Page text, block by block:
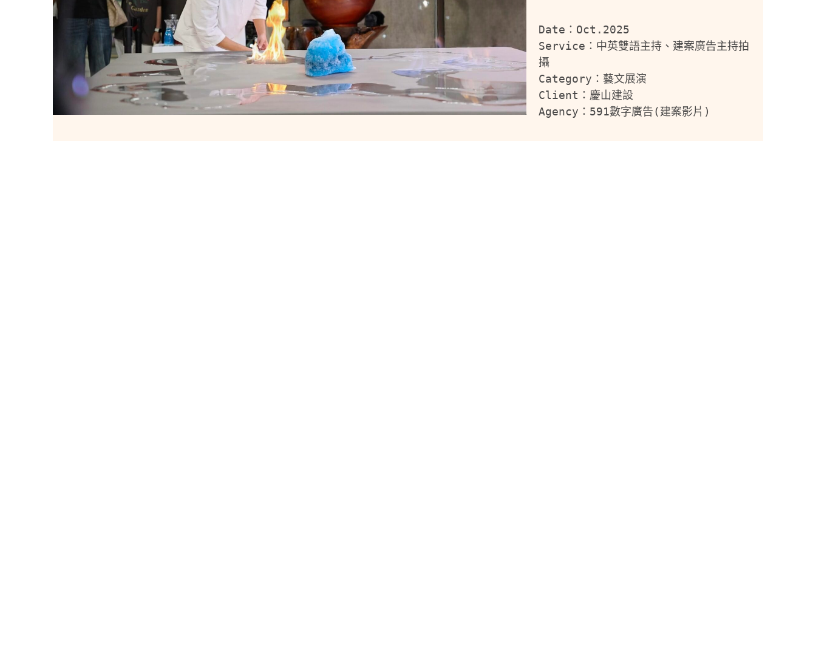
Date：Oct.2025
Service：中英雙語主持、建案廣告主持拍
攝
Category：藝文展演
Client：慶山建設
Agency：591數字廣告(建案影片)